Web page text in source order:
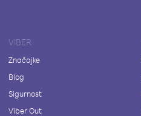
VIBER
Značajke
Blog
Sigurnost
Viber Out